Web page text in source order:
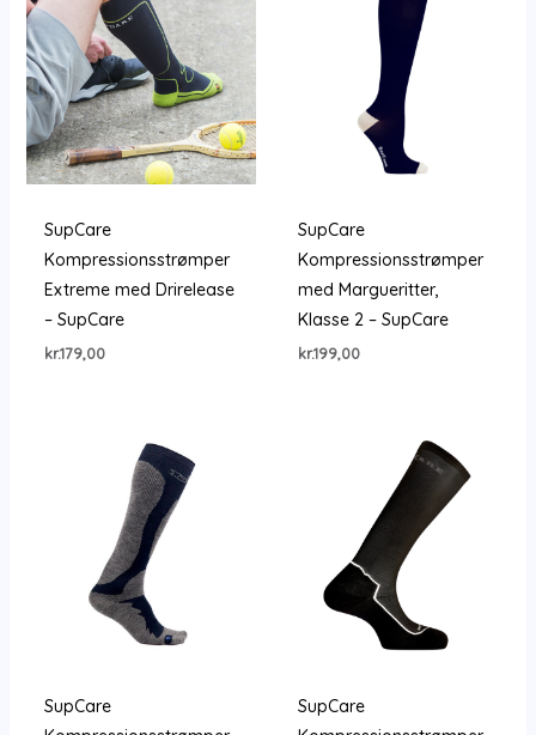
SupCare
Kompressionsstrømper
Extreme med Drirelease
– SupCare
kr.179,00
SupCare
Kompressionsstrømper
med Margueritter,
Klasse 2 – SupCare
kr.199,00
SupCare
SupCare